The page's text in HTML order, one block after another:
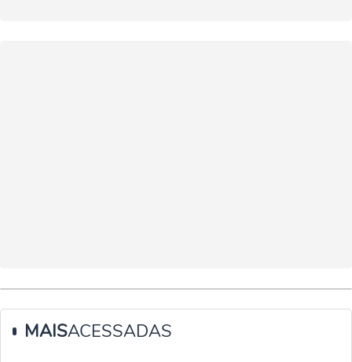
MAISACESSADAS